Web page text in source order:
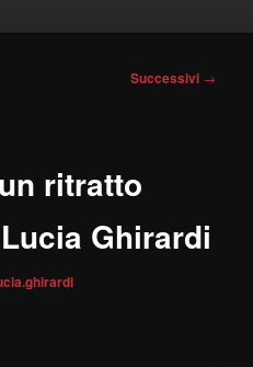
Successivi →
ritratto
Ghirardi